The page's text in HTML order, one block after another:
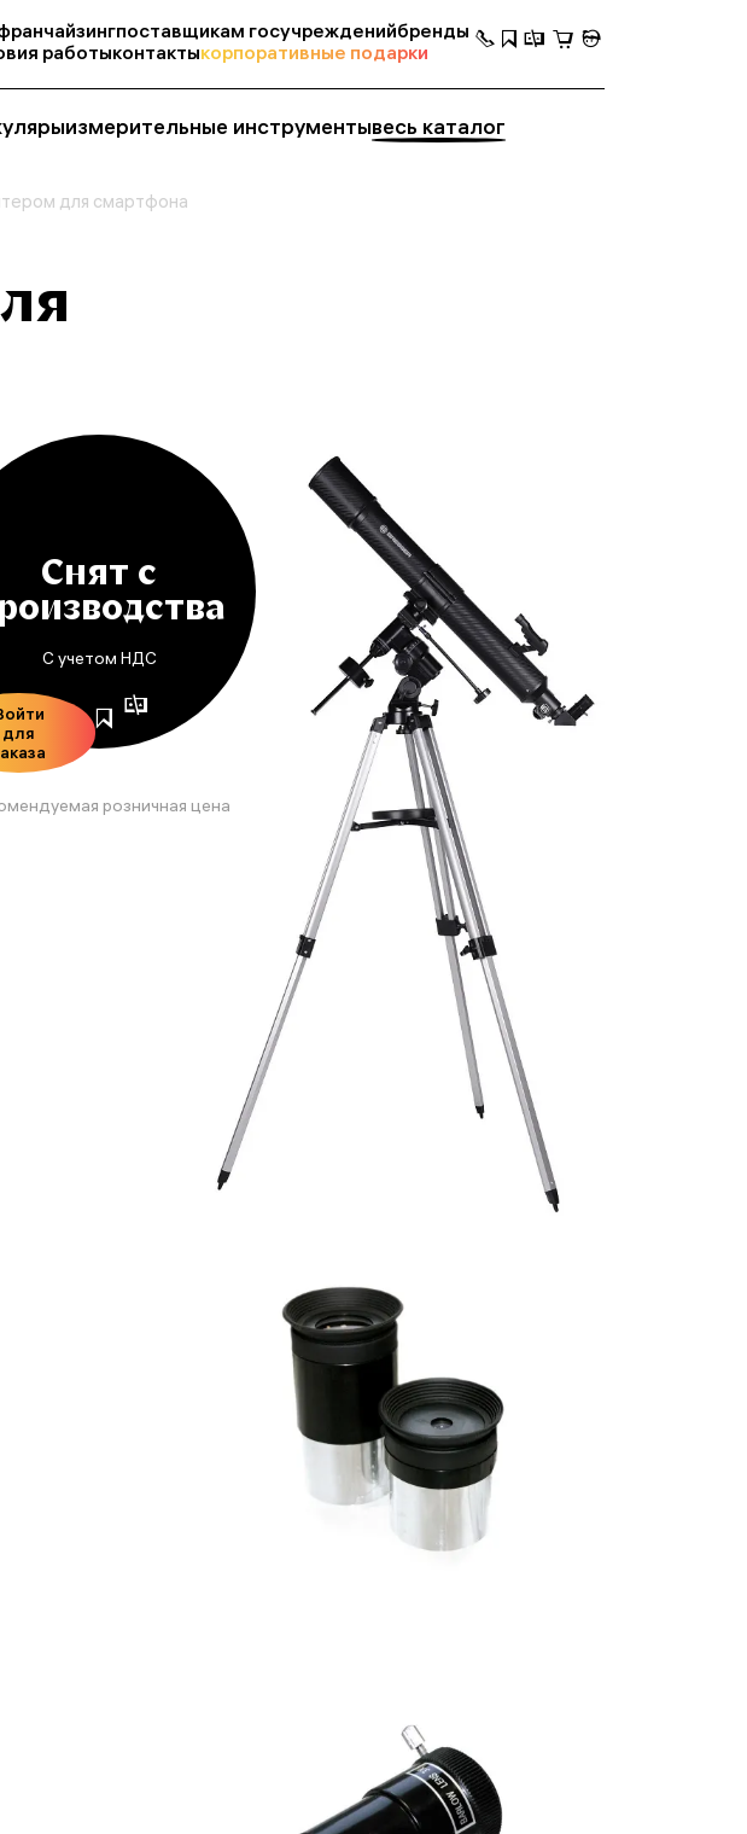
поставщикам госучрежденийбренды
работыконтактыкорпоративные подарки
измерительные инструментывесь каталог
для смартфона
Снят с
С учетом НДС
для
розничная цена